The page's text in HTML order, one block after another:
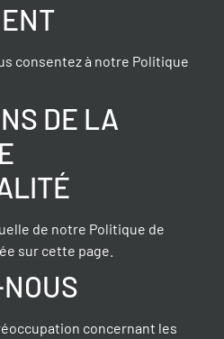
consentez à notre Politique
DE LA
de notre Politique de
sur cette page.
concernant les